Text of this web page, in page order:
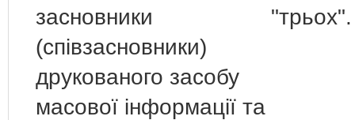
засновники
(співзасновники)
друкованого засобу
масової інформації та
"трьох".